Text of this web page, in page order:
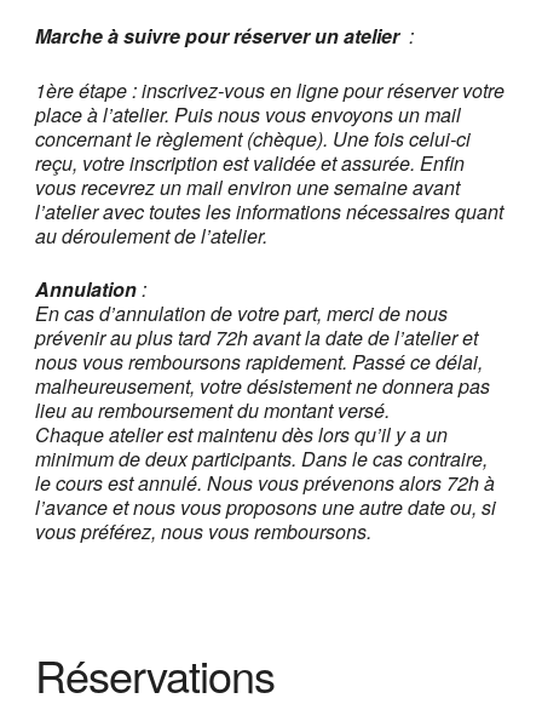
Marche à suivre pour réserver un atelier :
1ère étape : inscrivez-vous en ligne pour réserver votre
place à l’atelier. Puis nous vous envoyons un mail
concernant le règlement (chèque). Une fois celui-ci
reçu, votre inscription est validée et assurée. Enfin
vous recevrez un mail environ une semaine avant
l’atelier avec toutes les informations nécessaires quant
au déroulement de l’atelier.
Annulation:
En cas d’annulation de votre part, merci de nous
prévenir au plus tard 72h avant la date de l’atelier et
nous vous remboursons rapidement. Passé ce délai,
malheureusement, votre désistement ne donnera pas
lieu au remboursement du montant versé.
Chaque atelier est maintenu dès lors qu’il y a un
minimum de deux participants. Dans le cas contraire,
le cours est annulé. Nous vous prévenons alors 72h à
l’avance et nous vous proposons une autre date ou, si
vous préférez, nous vous remboursons.
Réservations